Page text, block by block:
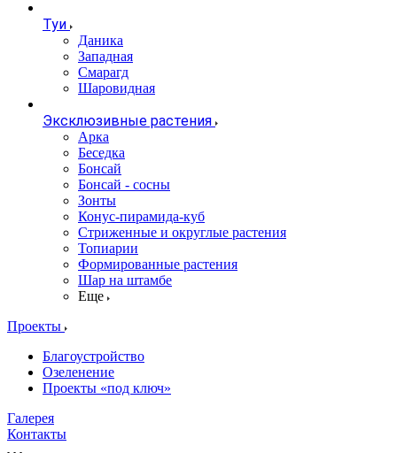
Туи
Даника
Западная
Смарагд
Шаровидная
Эксклюзивные растения
Арка
Беседка
Бонсай
Бонсай - сосны
Зонты
Конус-пирамида-куб
Стриженные и округлые растения
Топиарии
Формированные растения
Шар на штамбе
Еще
Проекты
Благоустройство
Озеленение
Проекты «под ключ»
Галерея
Контакты